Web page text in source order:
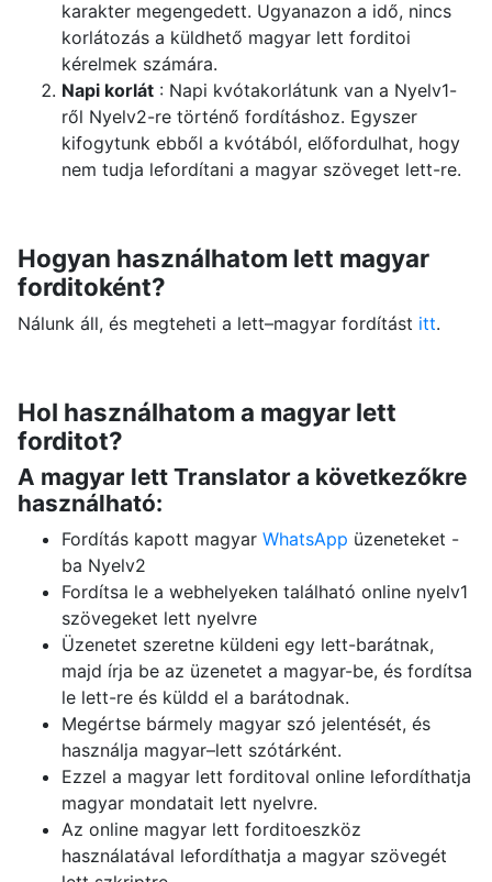
karakter megengedett. Ugyanazon a idő, nincs
korlátozás a küldhető magyar lett forditoi
kérelmek számára.
Napi korlát: Napi kvótakorlátunk van a Nyelv1-
ről Nyelv2-re történő fordításhoz. Egyszer
kifogytunk ebből a kvótából, előfordulhat, hogy
nem tudja lefordítani a magyar szöveget lett-re.
Hogyan használhatom lett magyar
forditoként?
Nálunk áll, és megteheti a lett–magyar fordítást itt.
Hol használhatom a magyar lett
forditot?
A magyar lett Translator a következőkre
használható:
Fordítás kapott magyar WhatsApp üzeneteket -
ba Nyelv2
Fordítsa le a webhelyeken található online nyelv1
szövegeket lett nyelvre
Üzenetet szeretne küldeni egy lett-barátnak,
majd írja be az üzenetet a magyar-be, és fordítsa
le lett-re és küldd el a barátodnak.
Megértse bármely magyar szó jelentését, és
használja magyar–lett szótárként.
Ezzel a magyar lett forditoval online lefordíthatja
magyar mondatait lett nyelvre.
Az online magyar lett forditoeszköz
használatával lefordíthatja a magyar szövegét